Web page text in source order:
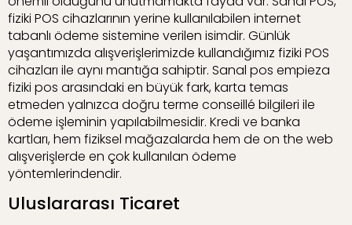
fiziki POS cihazlarının yerine kullanılabilen internet
tabanlı ödeme sistemine verilen isimdir. Günlük
yaşantımızda alışverişlerimizde kullandığımız fiziki POS
cihazları ile aynı mantığa sahiptir. Sanal pos empieza
fiziki pos arasındaki en büyük fark, karta temas
etmeden yalnızca doğru terme conseillé bilgileri ile
ödeme işleminin yapılabilmesidir. Kredi ve banka
kartları, hem fiziksel mağazalarda hem de on the web
alışverişlerde en çok kullanılan ödeme
yöntemlerindendir.
Uluslararası Ticaret